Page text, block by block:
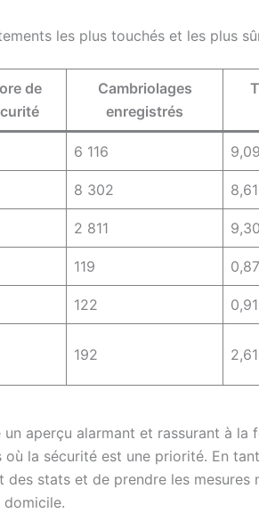
les plus touchés et les plus
de
Cambriolages
enregistrés
6 116 9,09
8 302 8,61
2 811 9,30
119 0,87
122 0,91
192 2,61
aperçu alarmant et rassurant à la
où la sécurité est une priorité. En
des stats et de prendre les mesures
domicile.